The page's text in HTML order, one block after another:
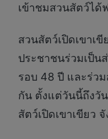
เข้าชมสวนสัตว์ได้
สวนสัตว์เปิดเขาเ
ประชาชนร่วมเป็น
รอบ 48 ปี และร่ว
กัน ตั้งแต่วันนี้ถึงวั
สัตว์เปิดเขาเขียว